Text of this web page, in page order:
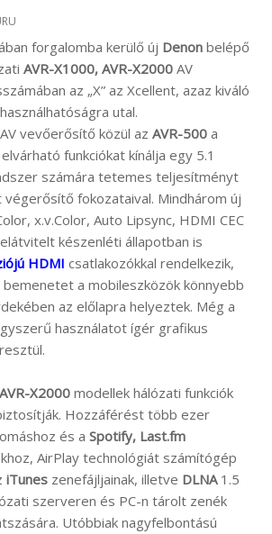
forgalomba kerülő új Denon belépő
AVR-X1000, AVR-X2000 AV
az „X” az Xcellent, azaz kiváló
utal.
AV vevőerősítő közül az AVR-500 a
funkciókat kínálja egy 5.1
számára tetemes teljesítményt
fokozataival. Mindhárom új
x.v.Color, Auto Lipsync, HDMI CEC
készenléti állapotban is
HDMI csatlakozókkal rendelkezik,
a mobileszközök könnyebb
az előlapra helyeztek. Még a
használatot ígér grafikus
AVR-X2000 modellek hálózati funkciók
Hozzáférést több ezer
és a Spotify, Last.fm
AirPlay technológiát számítógép
iTunes zenefájljainak, illetve DLNA1.5
szerveren és PC-n tárolt zenék
Utóbbiak nagyfelbontású